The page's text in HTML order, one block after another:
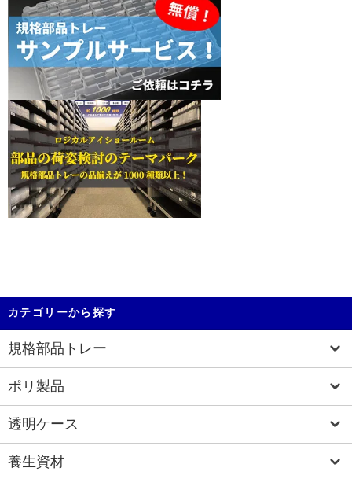
カテゴリーから探す
規格部品トレー
ポリ製品
透明ケース
養生資材